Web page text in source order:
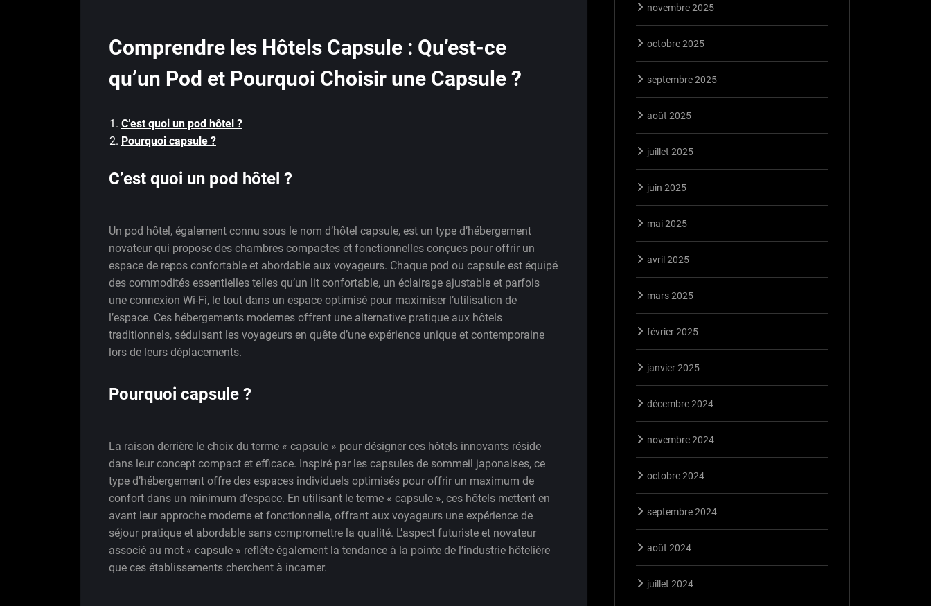
Comprendre les Hôtels Capsule : Qu’est-ce
qu’un Pod et Pourquoi Choisir une Capsule ?
C’est quoi un pod hôtel ?
Pourquoi capsule ?
C’est quoi un pod hôtel ?
Un pod hôtel, également connu sous le nom d’hôtel capsule, est un type d’hébergement
novateur qui propose des chambres compactes et fonctionnelles conçues pour offrir un
espace de repos confortable et abordable aux voyageurs. Chaque pod ou capsule est équipé
des commodités essentielles telles qu’un lit confortable, un éclairage ajustable et parfois
une connexion Wi-Fi, le tout dans un espace optimisé pour maximiser l’utilisation de
l’espace. Ces hébergements modernes offrent une alternative pratique aux hôtels
traditionnels, séduisant les voyageurs en quête d’une expérience unique et contemporaine
lors de leurs déplacements.
Pourquoi capsule ?
La raison derrière le choix du terme « capsule » pour désigner ces hôtels innovants réside
dans leur concept compact et efficace. Inspiré par les capsules de sommeil japonaises, ce
type d’hébergement offre des espaces individuels optimisés pour offrir un maximum de
confort dans un minimum d’espace. En utilisant le terme « capsule », ces hôtels mettent en
avant leur approche moderne et fonctionnelle, offrant aux voyageurs une expérience de
séjour pratique et abordable sans compromettre la qualité. L’aspect futuriste et novateur
associé au mot « capsule » reflète également la tendance à la pointe de l’industrie hôtelière
que ces établissements cherchent à incarner.
novembre 2025
octobre 2025
septembre 2025
août 2025
juillet 2025
juin 2025
mai 2025
avril 2025
mars 2025
février 2025
janvier 2025
décembre 2024
novembre 2024
octobre 2024
septembre 2024
août 2024
juillet 2024